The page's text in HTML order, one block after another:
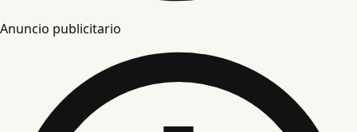
Anuncio publicitario